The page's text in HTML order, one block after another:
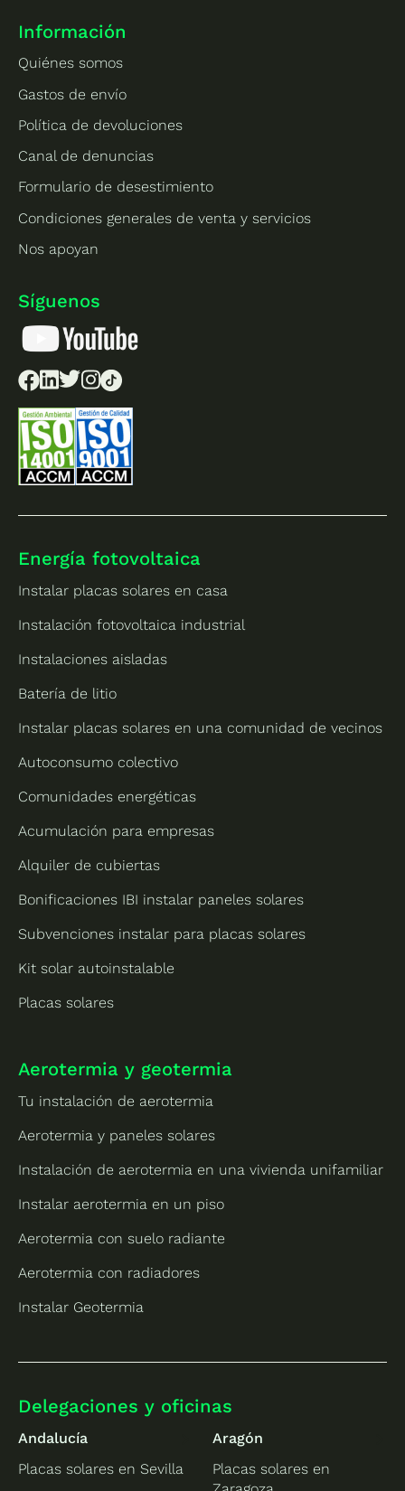
Información
Quiénes somos
Gastos de envío
Política de devoluciones
Canal de denuncias
Formulario de desestimiento
Condiciones generales de venta y servicios
Nos apoyan
Síguenos
Energía fotovoltaica
Instalar placas solares en casa
Instalación fotovoltaica industrial
Instalaciones aisladas
Batería de litio
Instalar placas solares en una comunidad de vecinos
Autoconsumo colectivo
Comunidades energéticas
Acumulación para empresas
Alquiler de cubiertas
Bonificaciones IBI instalar paneles solares
Subvenciones instalar para placas solares
Kit solar autoinstalable
Placas solares
Aerotermia y geotermia
Tu instalación de aerotermia
Aerotermia y paneles solares
Instalación de aerotermia en una vivienda unifamiliar
Instalar aerotermia en un piso
Aerotermia con suelo radiante
Aerotermia con radiadores
Instalar Geotermia
Delegaciones y oficinas
Andalucía
Placas solares en Sevilla
Aragón
Placas solares en